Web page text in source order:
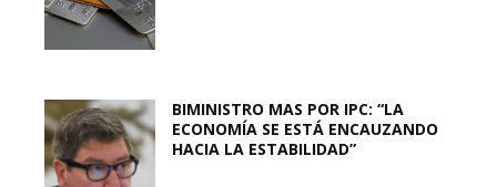
BIMINISTRO MAS POR IPC: “LA
ECONOMÍA SE ESTÁ ENCAUZANDO
HACIA LA ESTABILIDAD”